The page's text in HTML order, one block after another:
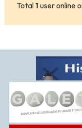
Total 1 user online